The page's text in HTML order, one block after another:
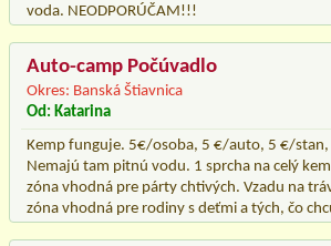
voda. NEODPORÚČAM!!!
Auto-camp Počúvadlo
Okres: Banská Štiavnica
Od: Katarina
Kemp funguje. 5€/osoba, 5 €/auto, 5 €/
Nemajú tam pitnú vodu. 1 sprcha na celý
zóna vhodná pre párty chtivých. Vzadu na
zóna vhodná pre rodiny s deťmi a tých, čo